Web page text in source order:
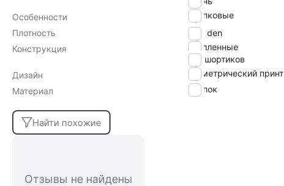
Особенности
хлопковые
Плотность
300 den
Конструкция
утепленные
без шортиков
Дизайн
геометрический принт
Материал
хлопок
Найти похожие
Отзывы не найдены